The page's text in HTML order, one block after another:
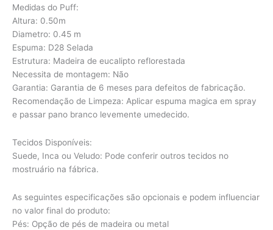
Medidas do Puff:
Altura: 0.50m
Diametro: 0.45 m
Espuma: D28 Selada
Estrutura: Madeira de eucalipto reflorestada
Necessita de montagem: Não
Garantia: Garantia de 6 meses para defeitos de fabricação.
Recomendação de Limpeza: Aplicar espuma magica em spray
e passar pano branco levemente umedecido.
Tecidos Disponíveis:
Suede, Inca ou Veludo: Pode conferir outros tecidos no
mostruário na fábrica.
As seguintes especificações são opcionais e podem influenciar
no valor final do produto:
Pés: Opção de pés de madeira ou metal